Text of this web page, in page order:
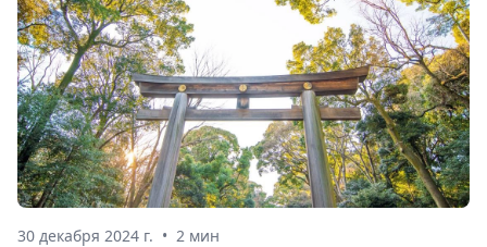
30 декабря 2024 г. • 2 мин